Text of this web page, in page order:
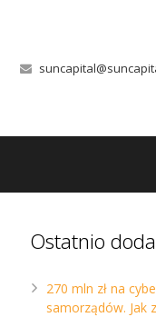
Ostatnio
270 mln zł na
samorządów. Jak